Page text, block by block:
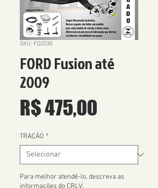
SKU: FO2030
FORD Fusion até
2009
R$ 475,00
TRAÇÃO *
Para melhor atendê-lo, descreva as
informações do CRLV: